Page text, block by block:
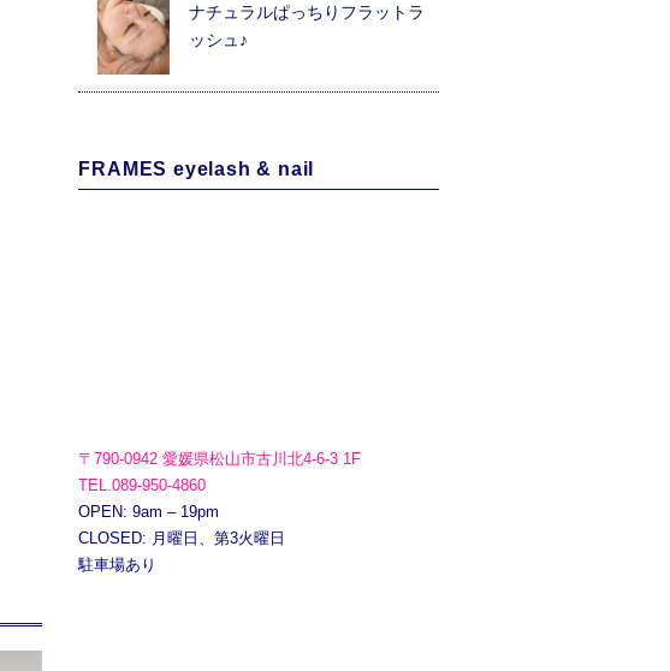
ナチュラルぱっちりフラットラ
ッシュ♪
FRAMES eyelash & nail
〒790-0942 愛媛県松山市古川北4-6-3 1F
TEL.089-950-4860
OPEN: 9am – 19pm
CLOSED: 月曜日、第3火曜日
駐車場あり